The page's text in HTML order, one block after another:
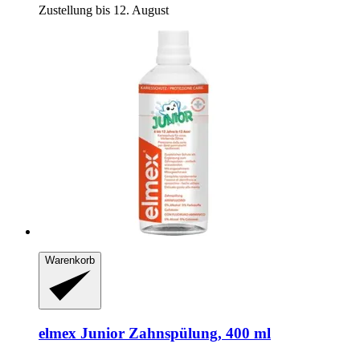
Zustellung bis 12. August
Warenkorb
elmex Junior Zahnspülung, 400 ml